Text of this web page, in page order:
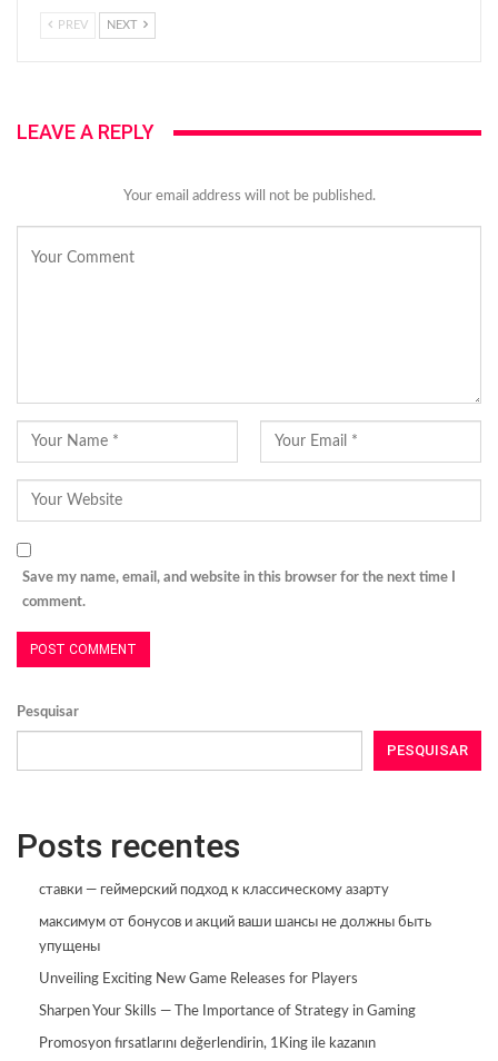
PREV NEXT
LEAVE A REPLY
Your email address will not be published.
Save my name, email, and website in this browser for the next time I
comment.
Pesquisar
PESQUISAR
Posts recentes
ставки — геймерский подход к классическому азарту
максимум от бонусов и акций ваши шансы не должны быть
упущены
Unveiling Exciting New Game Releases for Players
Sharpen Your Skills — The Importance of Strategy in Gaming
Promosyon fırsatlarını değerlendirin, 1King ile kazanın